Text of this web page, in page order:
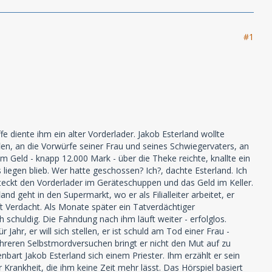
#1
diente ihm ein alter Vorderlader. Jakob Esterland wollte
an die Vorwürfe seiner Frau und seines Schwiegervaters, an
Geld - knapp 12.000 Mark - über die Theke reichte, knallte ein
blieb. Wer hatte geschossen? Ich?, dachte Esterland. Ich
den Vorderlader im Geräteschuppen und das Geld im Keller.
geht in den Supermarkt, wo er als Filialleiter arbeitet, er
Als Monate später ein Tatverdächtiger
Die Fahndung nach ihm läuft weiter - erfolglos.
Jahr, er will sich stellen, er ist schuld am Tod einer Frau -
Selbstmordversuchen bringt er nicht den Mut auf zu
Jakob Esterland sich einem Priester. Ihm erzählt er sein
die ihm keine Zeit mehr lässt. Das Hörspiel basiert